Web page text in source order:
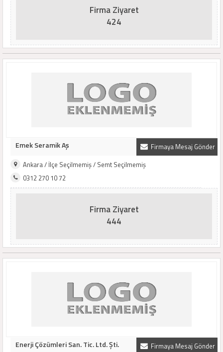
Firma Ziyaret
424
Firmaya Mesaj Gönder
Emek Seramik Aş
Ankara / İlçe Seçilmemiş / Semt Seçilmemiş
0312 270 10 72
Firma Ziyaret
444
Firmaya Mesaj Gönder
Enerji Çözümleri San. Tic. Ltd. Şti.